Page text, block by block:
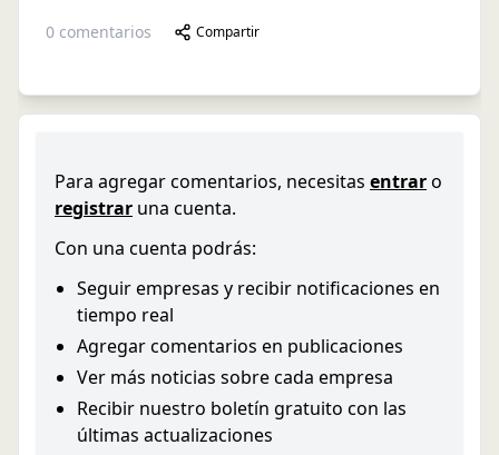
0 comentarios Compartir
Para agregar comentarios, necesitas entraro
registrar una cuenta.
Con una cuenta podrás:
Seguir empresas y recibir notificaciones en
tiempo real
Agregar comentarios en publicaciones
Ver más noticias sobre cada empresa
Recibir nuestro boletín gratuito con las
últimas actualizaciones